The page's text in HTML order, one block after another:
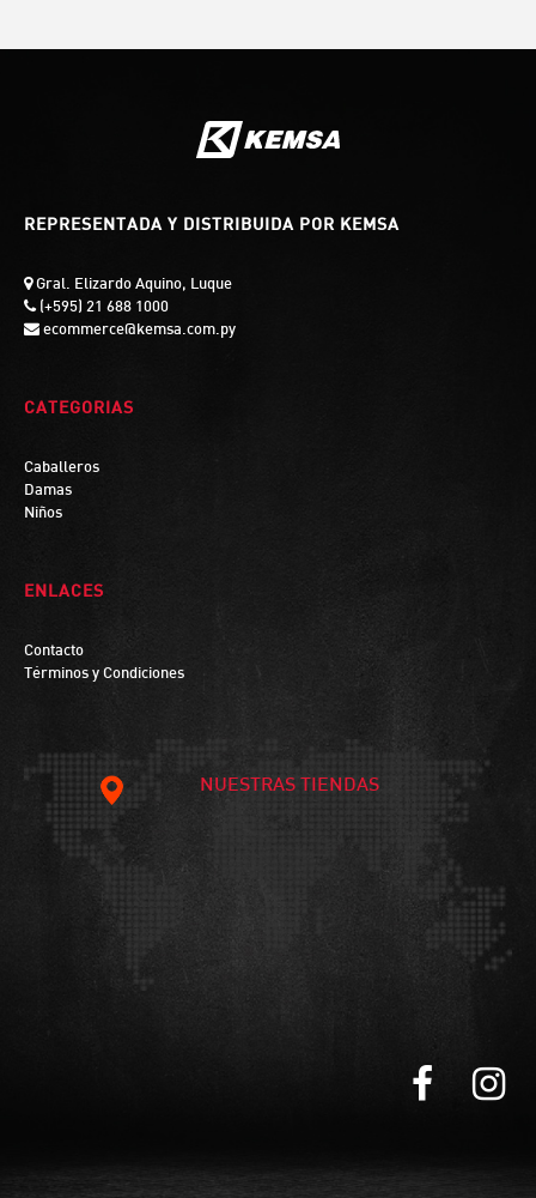
REPRESENTADA Y DISTRIBUIDA POR KEMSA
Gral. Elizardo Aquino, Luque
(+595) 21 688 1000
ecommerce@kemsa.com.py
CATEGORIAS
Caballeros
Damas
Niños
ENLACES
Contacto
Términos y Condiciones
NUESTRAS TIENDAS